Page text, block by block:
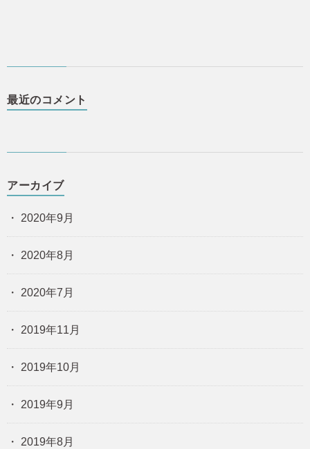
最近のコメント
アーカイブ
2020年9月
2020年8月
2020年7月
2019年11月
2019年10月
2019年9月
2019年8月